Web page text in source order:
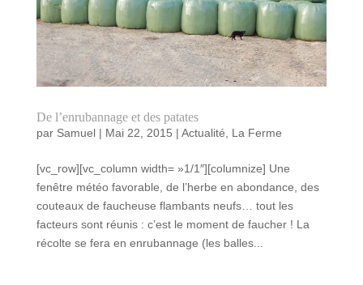
De l’enrubannage et des patates
par Samuel| Mai 22, 2015 | Actualité La Ferme
[vc_row][vc_column width= »1/1″][columnize] Une
fenêtre météo favorable, de l’herbe en abondance, des
couteaux de faucheuse flambants neufs… tout les
facteurs sont réunis : c’est le moment de faucher ! La
récolte se fera en enrubannage (les balles...